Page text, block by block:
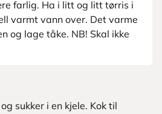
farlig. Ha i litt og litt tørris i
varmt vann over. Det varme
og lage tåke. NB! Skal ikke
sukker i en kjele. Kok til